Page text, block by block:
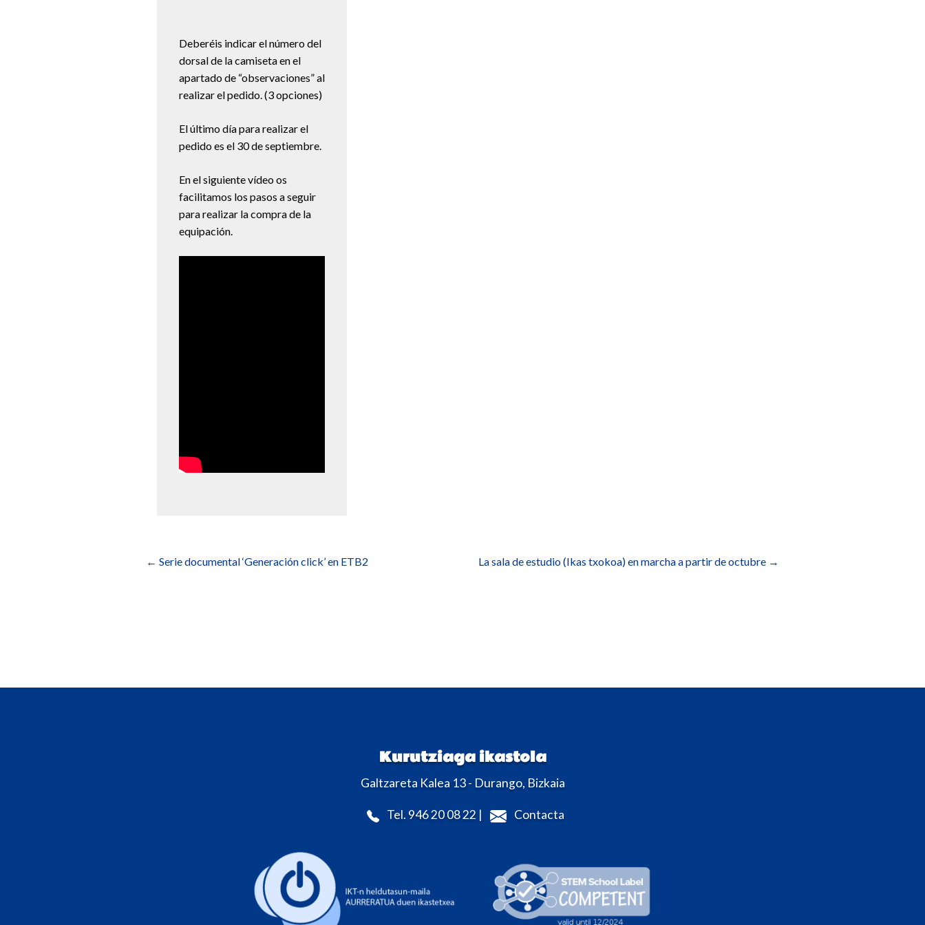
Deberéis indicar el número del
dorsal de la camiseta en el
apartado de “observaciones” al
realizar el pedido. (3 opciones)
El último día para realizar el
pedido es el 30 de septiembre.
En el siguiente vídeo os
facilitamos los pasos a seguir
para realizar la compra de la
equipación.
de
← Serie documental ‘Generación click’ en ETB2 La sala de estudio (Ikas txokoa) en marcha a partir de octubre →
Kurutziaga ikastola
Galtzareta Kalea 13 - Durango, Bizkaia
Tel. 946 20 08 22 | Contacta